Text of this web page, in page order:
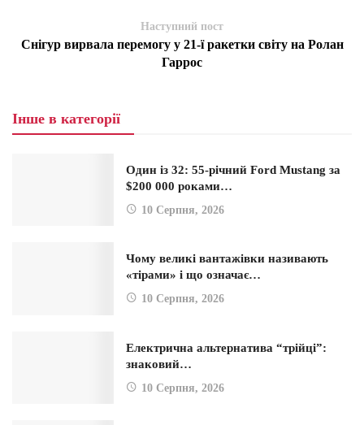
Наступний пост
Снігур вирвала перемогу у 21-ї ракетки світу на Ролан
Гаррос
Інше в категорії
Один із 32: 55-річний Ford Mustang за
$200 000 роками…
10 Серпня, 2026
Чому великі вантажівки називають
«тірами» і що означає…
10 Серпня, 2026
Електрична альтернатива “трійці”:
знаковий…
10 Серпня, 2026